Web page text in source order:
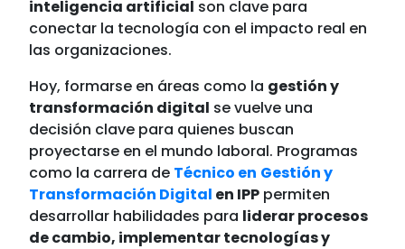
inteligencia artificial son clave para
conectar la tecnología con el impacto real en
las organizaciones.
Hoy, formarse en áreas como la gestión y
transformación digital se vuelve una
decisión clave para quienes buscan
proyectarse en el mundo laboral. Programas
como la carrera de Técnico en Gestión y
Transformación Digital en IPP permiten
desarrollar habilidades para liderar procesos
de cambio, implementar tecnologías y